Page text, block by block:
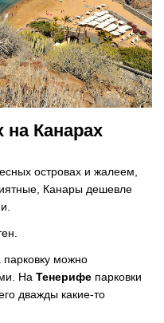
на Канарах
островах и жалеем,
Канары дешевле
парковку можно
На Тенерифе парковки
дважды какие-то